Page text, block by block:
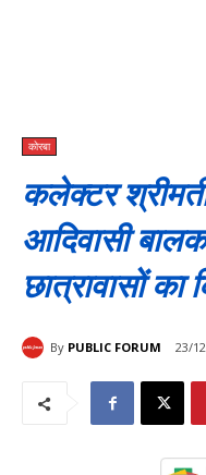
कोरबा
कलेक्टर
आदिवासी
छात्रावासों का
By PUBLIC FORUM 23/